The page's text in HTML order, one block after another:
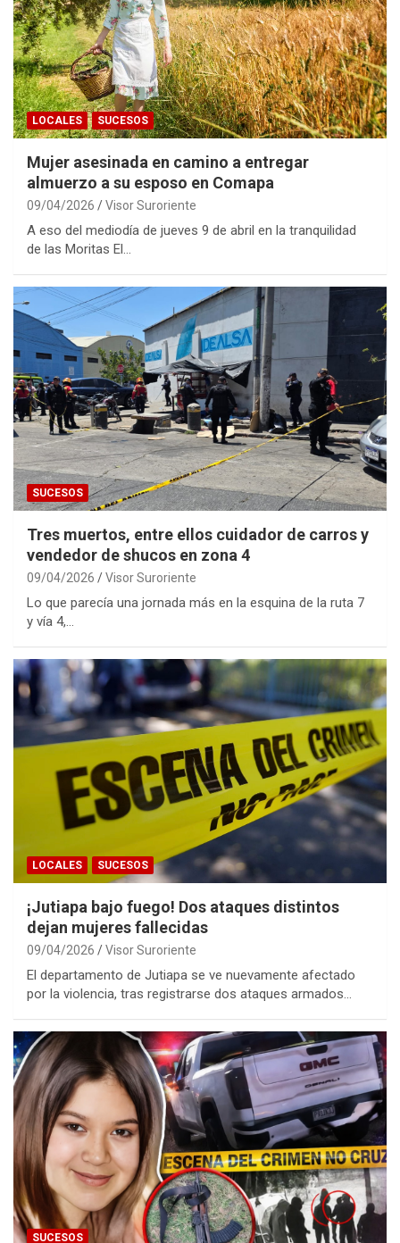
LOCALES SUCESOS
Mujer asesinada en camino a entregar
almuerzo a su esposo en Comapa
09/04/2026 Visor Suroriente
A eso del mediodía de jueves 9 de abril en la tranquilidad
de las Moritas El…
SUCESOS
Tres muertos, entre ellos cuidador de carros y
vendedor de shucos en zona 4
09/04/2026 Visor Suroriente
Lo que parecía una jornada más en la esquina de la ruta 7
y vía 4,…
LOCALES SUCESOS
¡Jutiapa bajo fuego! Dos ataques distintos
dejan mujeres fallecidas
09/04/2026 Visor Suroriente
El departamento de Jutiapa se ve nuevamente afectado
por la violencia, tras registrarse dos ataques armados…
SUCESOS